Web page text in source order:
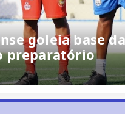
goleia base
preparatório